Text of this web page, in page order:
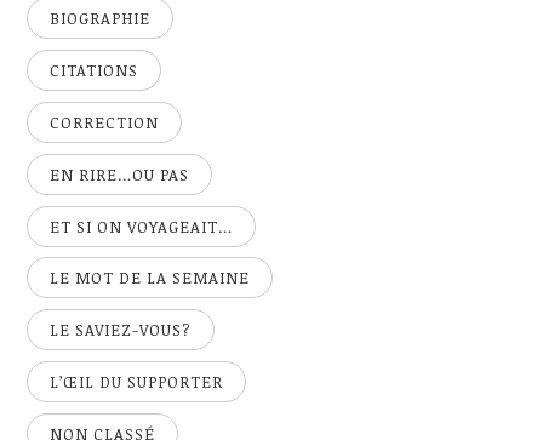
BIOGRAPHIE
CITATIONS
CORRECTION
EN RIRE…OU PAS
ET SI ON VOYAGEAIT…
LE MOT DE LA SEMAINE
LE SAVIEZ-VOUS?
L’ŒIL DU SUPPORTER
NON CLASSÉ